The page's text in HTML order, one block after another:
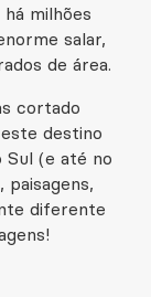
milhões
salar,
de área.
cortado
destino
Sul (e até no
diferente